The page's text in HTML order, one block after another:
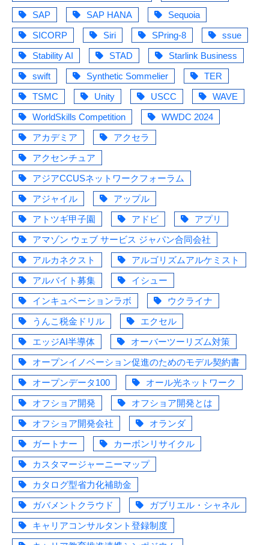
SAP
SAP HANA
Sequoia
SICORP
Siri SPring-8
ssue
Stability AI
STAD
Starlink Business
swift
Synthetic Sommelier
TER
TSMC
Unity USCC
WAVE
WorldSkills Competition
WWDC 2024
アカデミア
アクセラ
アクセンチュア
アジアCCUSネットワークフォーラム
アジャイル
アップル
アトツギ甲子園
アドビ
アプリ
アマゾン ウェブ サービス ジャパン合同会社
アルカネクスト
アルゴリズムアルケミスト
アルバイト募集
イシュー
インキュベーションラボ
ウクライナ
うんこ税金ドリル
エクセル
エッジAI半導体
オーバーツーリズム対策
オープンイノベーション促進のためのモデル契約書
オープンデータ100
オール光ネットワーク
オフショア開発
オフショア開発とは
オフショア開発会社
オランダ
ガートナー
カーボンリサイクル
カスタマージャーニーマップ
カタログ型省力化補助金
ガバメントクラウド
ガブリエル・シャネル
キャリアコンサルタント登録制度